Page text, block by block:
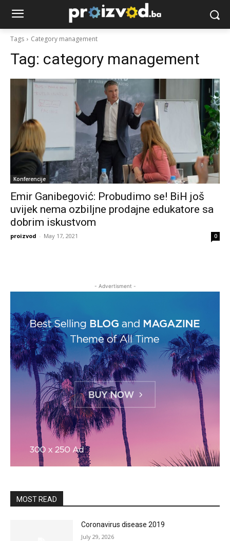
Tags Category management
Tag: category management
Konferencije
Emir Ganibegović: Probudimo se! BiH još
uvijek nema ozbiljne prodajne edukatore sa
dobrim iskustvom
proizvod - May 17, 2021 0
- Advertisment -
MOST READ
Coronavirus disease 2019
July 29, 2026